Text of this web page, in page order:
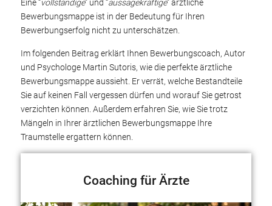
Eine “vollständige” und “aussagekräftige” ärztliche
Bewerbungsmappe ist in der Bedeutung für Ihren
Bewerbungserfolg nicht zu unterschätzen.
Im folgenden Beitrag erklärt Ihnen Bewerbungscoach, Autor
und Psychologe Martin Sutoris, wie die perfekte ärztliche
Bewerbungsmappe aussieht. Er verrät, welche Bestandteile
Sie auf keinen Fall vergessen dürfen und worauf Sie getrost
verzichten können. Außerdem erfahren Sie, wie Sie trotz
Mängeln in Ihrer ärztlichen Bewerbungsmappe Ihre
Traumstelle ergattern können.
Coaching für Ärzte